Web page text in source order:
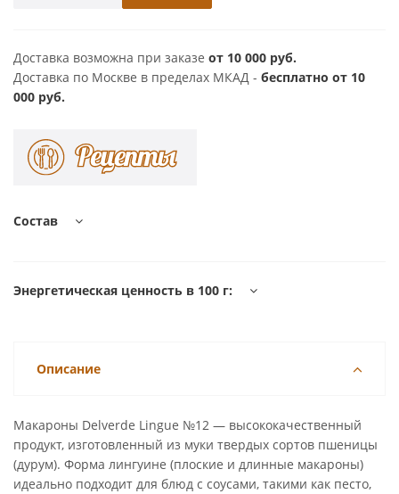
Доставка возможна при заказе от 10 000 руб.
Доставка по Москве в пределах МКАД - бесплатно от 10
000 руб.
Состав
Энергетическая ценность в 100 г:
Описание
Макароны Delverde Lingue №12 — высококачественный
продукт, изготовленный из муки твердых сортов пшеницы
(дурум). Форма лингуине (плоские и длинные макароны)
идеально подходит для блюд с соусами, такими как песто,